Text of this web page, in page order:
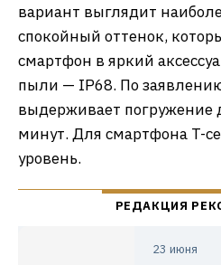
вариант выглядит
спокойный оттенок,
смартфон в яркий
пыли — IP68. По
выдерживает погружение
минут. Для смартфона T-
уровень.
23 июня